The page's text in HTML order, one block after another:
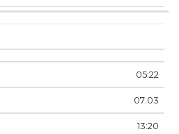
05:22
07:03
13:20